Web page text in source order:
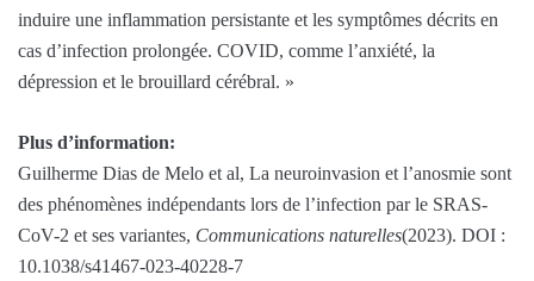
induire une inflammation persistante et les symptômes décrits en
cas d’infection prolongée. COVID, comme l’anxiété, la
dépression et le brouillard cérébral. »
Plus d’information:
Guilherme Dias de Melo et al, La neuroinvasion et l’anosmie sont
des phénomènes indépendants lors de l’infection par le SRAS-
CoV-2 et ses variantes, Communications naturelles(2023). DOI :
10.1038/s41467-023-40228-7